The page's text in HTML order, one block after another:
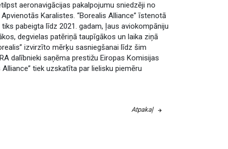
aeronavigācijas pakalpojumu sniedzēji no
Karalistes. “Borealis Alliance” īstenotā
pabeigta līdz 2021. gadam, ļaus aviokompāniju
degvielas patēriņā taupīgākos un laika ziņā
izvirzīto mērķu sasniegšanai līdz šim
dalībnieki saņēma prestižu Eiropas Komisijas
tiek uzskatīta par lielisku piemēru
Atpakaļ